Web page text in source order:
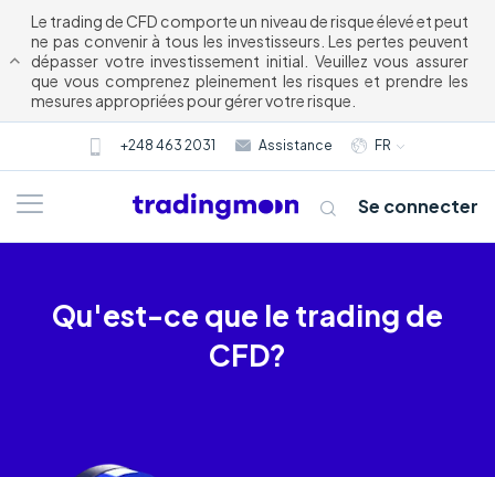
Le trading de CFD comporte un niveau de risque élevé et peut
ne pas convenir à tous les investisseurs. Les pertes peuvent
dépasser votre investissement initial. Veuillez vous assurer
que vous comprenez pleinement les risques et prendre les
mesures appropriées pour gérer votre risque.
+248 463 2031 Assistance FR
À propos de nous
Se connecter
Qu'est-ce que le trading de
CFD?